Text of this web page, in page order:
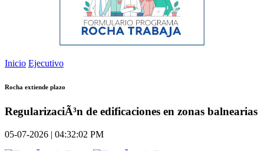
Inicio Ejecutivo
Rocha extiende plazo
RegularizaciÃ³n de edificaciones en zonas balnearias
05-07-2026 | 04:32:02 PM